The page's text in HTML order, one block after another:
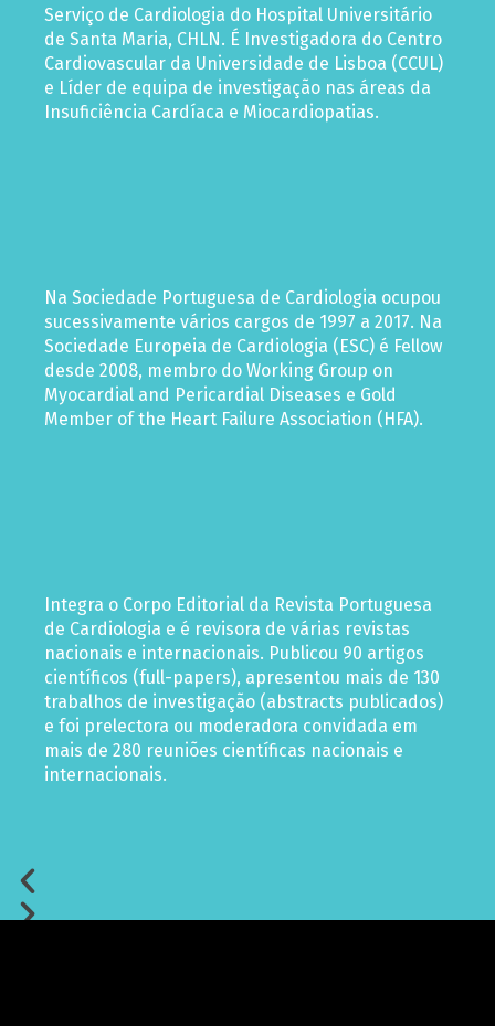
Serviço de Cardiologia do Hospital Universitário
de Santa Maria, CHLN. É Investigadora do Centro
Cardiovascular da Universidade de Lisboa (CCUL)
e Líder de equipa de investigação nas áreas da
Insuficiência Cardíaca e Miocardiopatias.
Na Sociedade Portuguesa de Cardiologia ocupou
sucessivamente vários cargos de 1997 a 2017. Na
Sociedade Europeia de Cardiologia (ESC) é Fellow
desde 2008, membro do Working Group on
Myocardial and Pericardial Diseases e Gold
Member of the Heart Failure Association (HFA).
Integra o Corpo Editorial da Revista Portuguesa
de Cardiologia e é revisora de várias revistas
nacionais e internacionais. Publicou 90 artigos
científicos (full-papers), apresentou mais de 130
trabalhos de investigação (abstracts publicados)
e foi prelectora ou moderadora convidada em
mais de 280 reuniões científicas nacionais e
internacionais.